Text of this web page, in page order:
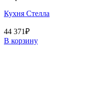
Кухня Стелла
44 371₽
В корзину